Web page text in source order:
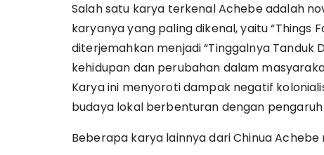
Salah satu karya terkenal Achebe adalah
karyanya yang paling dikenal, yaitu “Things
diterjemahkan menjadi “Tinggalnya Tanduk
kehidupan dan perubahan dalam
Karya ini menyoroti dampak negatif
budaya lokal berbenturan dengan
Beberapa karya lainnya dari Chinua Achebe